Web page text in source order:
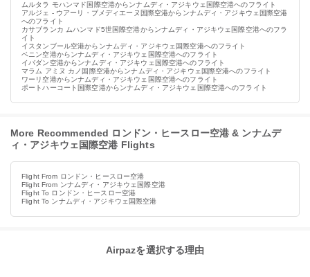
ムルタラ モハンマド国際空港からンナムディ・アジキウェ国際空港へのフライト
アルジェ - ウアーリ・ブメディエーヌ国際空港からンナムディ・アジキウェ国際空港
へのフライト
カサブランカ ムハンマド5世国際空港からンナムディ・アジキウェ国際空港へのフラ
イト
イスタンブール空港からンナムディ・アジキウェ国際空港へのフライト
ベニン空港からンナムディ・アジキウェ国際空港へのフライト
イバダン空港からンナムディ・アジキウェ国際空港へのフライト
マラム アミヌ カノ国際空港からンナムディ・アジキウェ国際空港へのフライト
ワーリ空港からンナムディ・アジキウェ国際空港へのフライト
ポートハーコート国際空港からンナムディ・アジキウェ国際空港へのフライト
More Recommended ロンドン・ヒースロー空港 & ンナムデ
ィ・アジキウェ国際空港 Flights
Flight From ロンドン・ヒースロー空港
Flight From ンナムディ・アジキウェ国際空港
Flight To ロンドン・ヒースロー空港
Flight To ンナムディ・アジキウェ国際空港
Airpazを選択する理由